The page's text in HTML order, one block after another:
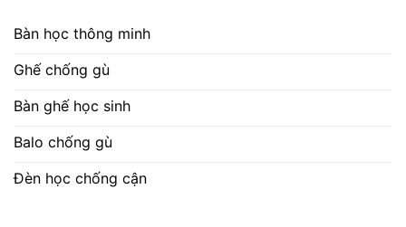
Bàn học thông minh
Ghế chống gù
Bàn ghế học sinh
Balo chống gù
Đèn học chống cận